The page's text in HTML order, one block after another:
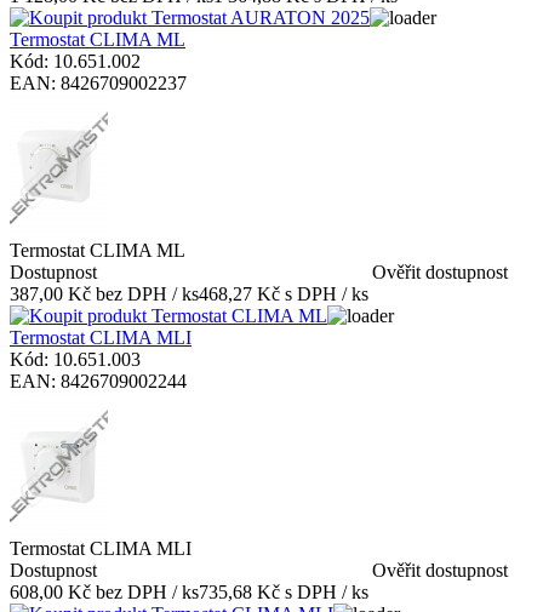
Termostat CLIMA ML
Kód: 10.651.002
EAN: 8426709002237
Termostat CLIMA ML
Dostupnost
Ověřit dostupnost
387,00 Kč bez DPH / ks468,27 Kč s DPH / ks
Termostat CLIMA MLI
Kód: 10.651.003
EAN: 8426709002244
Termostat CLIMA MLI
Dostupnost
Ověřit dostupnost
608,00 Kč bez DPH / ks735,68 Kč s DPH / ks